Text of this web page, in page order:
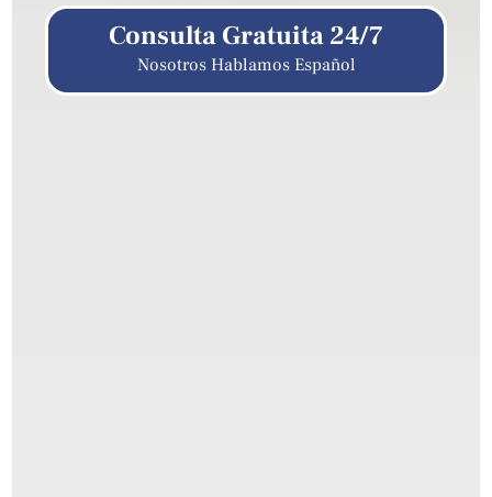
Consulta Gratuita 24/7
Nosotros Hablamos Español